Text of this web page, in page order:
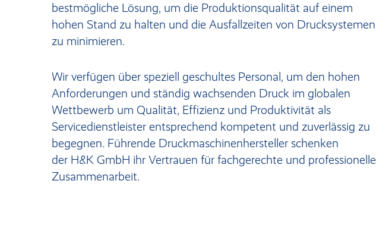
bestmögliche Lösung, um die Produktionsqualität auf einem
hohen Stand zu halten und die Ausfallzeiten von Drucksystemen
zu minimieren.
Wir verfügen über speziell geschultes Personal, um den hohen
Anforderungen und ständig wachsenden Druck im globalen
Wettbewerb um Qualität, Effizienz und Produktivität als
Servicedienstleister entsprechend kompetent und zuverlässig zu
begegnen. Führende Druckmaschinenhersteller schenken
der H&K GmbH ihr Vertrauen für fachgerechte und professionelle
Zusammenarbeit.